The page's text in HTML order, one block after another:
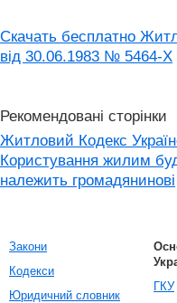
Скачать бесплатно
від 30.06.1983 № 5464-X
Рекомендовані сторінки
Житловий Кодекс
Користування жилим
належить громадянинові
Закони
Кодекси
Юридичний словник
ГКУ